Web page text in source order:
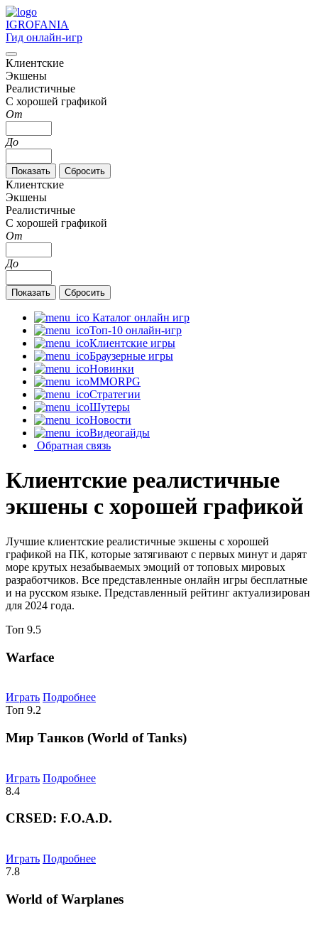
IGROFANIA
Гид онлайн-игр
Клиентские
Экшены
Реалистичные
С хорошей графикой
От
До
Клиентские
Экшены
Реалистичные
С хорошей графикой
От
До
Каталог онлайн игр
Топ-10 онлайн-игр
Клиентские игры
Браузерные игры
Новинки
MMORPG
Стратегии
Шутеры
Новости
Видеогайды
Обратная связь
Клиентские реалистичные
экшены с хорошей графикой
Лучшие клиентские реалистичные экшены с хорошей
графикой на ПК, которые затягивают с первых минут и дарят
море крутых незабываемых эмоций от топовых мировых
разработчиков. Все представленные онлайн игры бесплатные
и на русском языке. Представленный рейтинг актуализирован
для 2024 года.
Топ 9.5
Warface
Играть Подробнее
Топ 9.2
Мир Танков (World of Tanks)
Играть Подробнее
8.4
CRSED: F.O.A.D.
Играть Подробнее
7.8
World of Warplanes